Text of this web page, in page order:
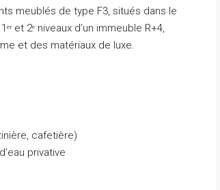
meublés de type F3, situés dans le
et 2ᵉ niveaux d’un immeuble R+4,
et des matériaux de luxe.
cafetière)
privative